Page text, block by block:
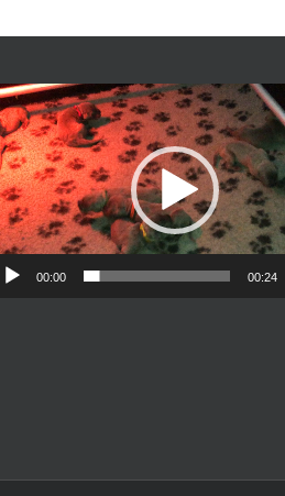
Videospeler
00:00 00:24